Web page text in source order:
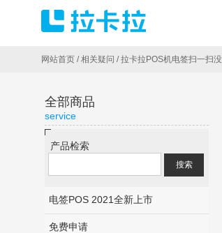
网站首页 /相关疑问 /拉卡拉POS机电签扫一扫
全部商品
service
产品检索
电签POS 2021全新上市
免费申请